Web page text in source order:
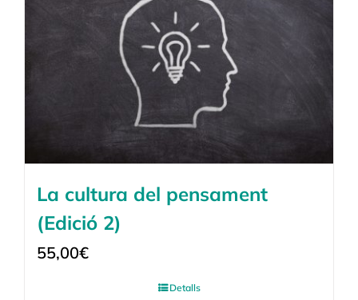
La cultura del pensament
(Edició 2)
55,00€
Detalls